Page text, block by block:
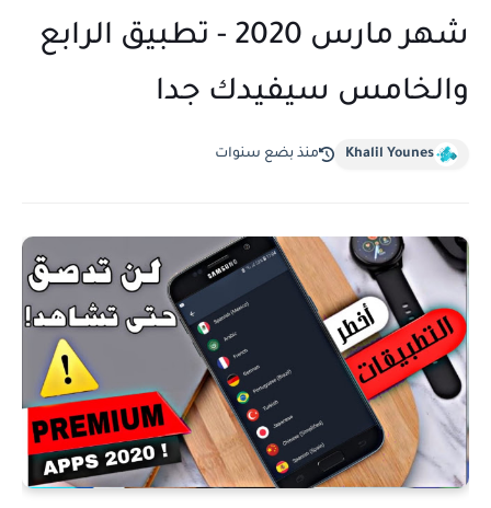
شهر مارس 2020 - تطبيق الرابع
والخامس سيفيدك جدا
Khalil Younes منذ بضع سنوات